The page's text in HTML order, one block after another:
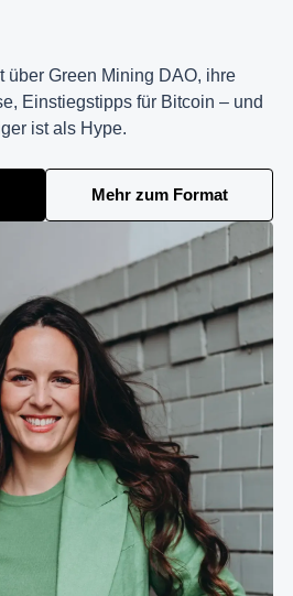
über Green Mining DAO, ihre
Einstiegstipps für Bitcoin – und
ist als Hype.
Mehr zum Format